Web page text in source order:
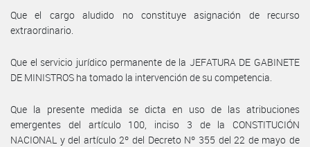
Que el cargo aludido no constituye asignación de recurso
extraordinario.
Que el servicio jurídico permanente de la JEFATURA DE GABINETE
DE MINISTROS ha tomado la intervención de su competencia.
Que la presente medida se dicta en uso de las atribuciones
emergentes del artículo 100, inciso 3 de la CONSTITUCIÓN
NACIONAL y del artículo 2º del Decreto Nº 355 del 22 de mayo de